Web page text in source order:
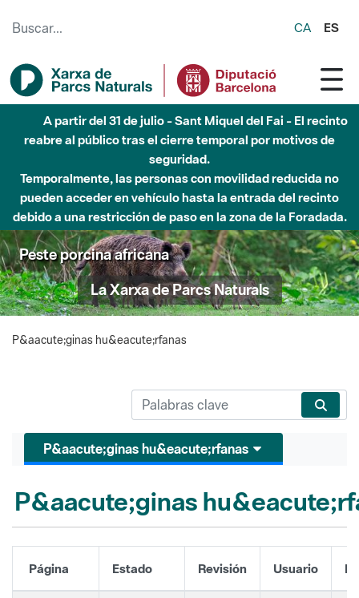
CA ES
A partir del 31 de julio - Sant Miquel del Fai - El recinto
reabre al público tras el cierre temporal por motivos de
seguridad.
Temporalmente, las personas con movilidad reducida no
pueden acceder en vehículo hasta la entrada del recinto
debido a una restricción de paso en la zona de la Foradada.
Peste porcina africana
La Xarxa de Parcs Naturals
P&aacute;ginas hu&eacute;rfanas
P&aacute;ginas hu&eacute;rfanas
P&aacute;ginas
Página Estado Revisión Usuario